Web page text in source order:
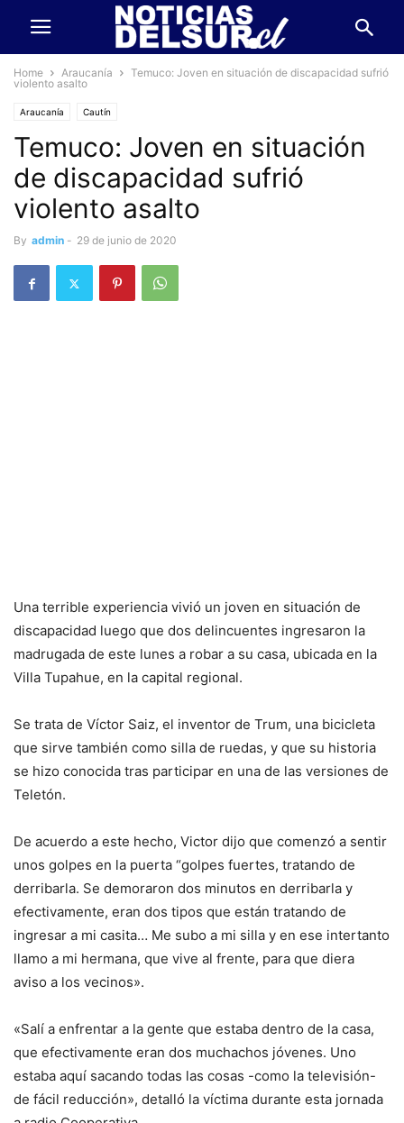
Home Araucanía
Temuco: Joven en situación de discapacidad sufrió
violento asalto
Araucanía Cautín
Temuco: Joven en situación
de discapacidad sufrió
violento asalto
By admin - 29 de junio de 2020
Una terrible experiencia vivió un joven en situación de
discapacidad luego que dos delincuentes ingresaron la
madrugada de este lunes a robar a su casa, ubicada en la
Villa Tupahue, en la capital regional.
Se trata de Víctor Saiz, el inventor de Trum, una bicicleta
que sirve también como silla de ruedas, y que su historia
se hizo conocida tras participar en una de las versiones de
Teletón.
De acuerdo a este hecho, Victor dijo que comenzó a sentir
unos golpes en la puerta “golpes fuertes, tratando de
derribarla. Se demoraron dos minutos en derribarla y
efectivamente, eran dos tipos que están tratando de
ingresar a mi casita… Me subo a mi silla y en ese intertanto
llamo a mi hermana, que vive al frente, para que diera
aviso a los vecinos».
«Salí a enfrentar a la gente que estaba dentro de la casa,
que efectivamente eran dos muchachos jóvenes. Uno
estaba aquí sacando todas las cosas -como la televisión-
de fácil reducción», detalló la víctima durante esta jornada